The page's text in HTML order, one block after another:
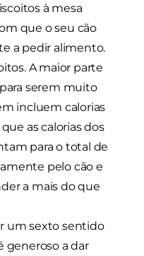
à mesa
que o seu cão
a pedir alimento.
A maior parte
serem muito
incluem calorias
as calorias dos
para o total de
pelo cão e
a mais do que
um sexto sentido
generoso a dar